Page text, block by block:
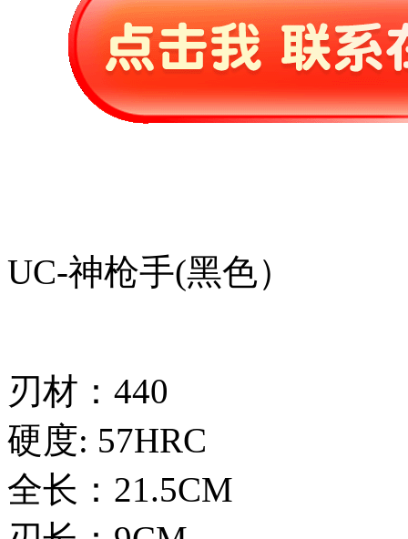
UC-神枪手(黑色）
刃材：440
硬度: 57HRC
全长：21.5CM